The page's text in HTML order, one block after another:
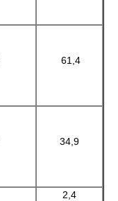
61,4
34,9
2,4